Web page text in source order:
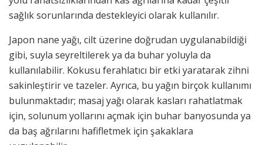
sağlık sorunlarında destekleyici olarak kullanılır.
Japon nane yağı, cilt üzerine doğrudan uygulanabildiği
gibi, suyla seyreltilerek ya da buhar yoluyla da
kullanılabilir. Kokusu ferahlatıcı bir etki yaratarak zihni
sakinleştirir ve tazeler. Ayrıca, bu yağın birçok kullanımı
bulunmaktadır; masaj yağı olarak kasları rahatlatmak
için, solunum yollarını açmak için buhar banyosunda ya
da baş ağrılarını hafifletmek için şakaklara